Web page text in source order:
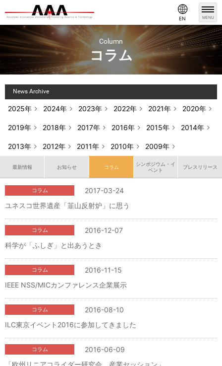
MENU
EN
Column
コラム
News Archive
2025年 2024年 2023年 2022年 2021年 2020年
2019年 2018年 2017年 2016年 2015年 2014年
2013年 2012年 2011年 2010年 2009年
最新情報 お知らせ コラム
シンポジウム・イ
ベント
プレスリリース
2017-03-24
コラム
ユネスコ世界遺産「韮山反射炉」に思う
2016-12-07
コラム
科学が「ふしぎ」と出あうとき
2016-11-15
コラム
IEEE NSS/MICカンファレンス企業展示
2016-08-10
コラム
ILC東京イベント2016に参加してきました
2016-06-09
コラム
「欧州リニアコライダー研究会 産業セッション」